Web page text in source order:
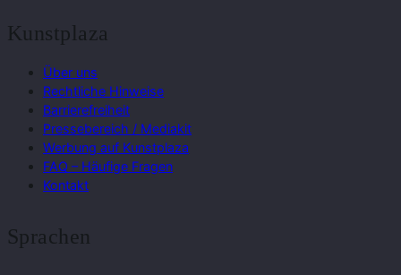
Kunstplaza
Über uns
Rechtliche Hinweise
Barrierefreiheit
Pressebereich / Mediakit
Werbung auf Kunstplaza
FAQ – Häufige Fragen
Kontakt
Sprachen